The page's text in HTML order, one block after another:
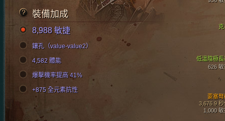
低溫陰極長
626 敏
要塞弩
3,676.9 秒
1,000 敏
克
裝備加成
8,988 敏捷
鑲孔（value-value2）
4,582 體能
爆擊機率提高 41%
+875 全元素抗性